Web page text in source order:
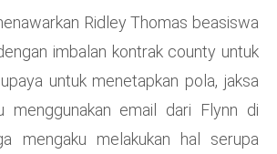
Ridley Thomas beasiswa
imbalan kontrak county untuk
untuk menetapkan pola, jaksa
menggunakan email dari Flynn di
mengaku melakukan hal serupa